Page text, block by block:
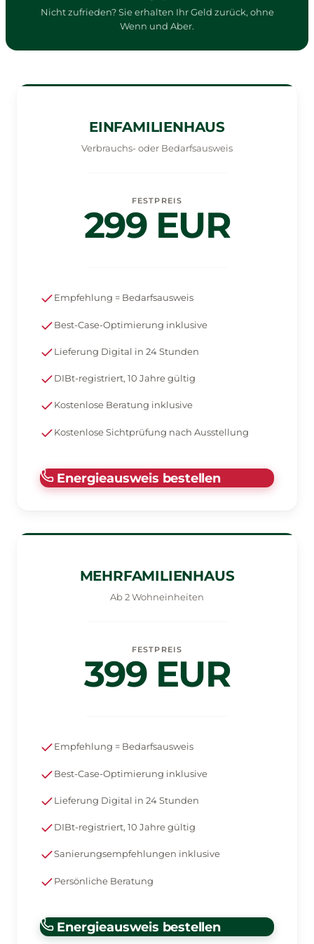
Nicht zufrieden? Sie erhalten Ihr Geld zurück, ohne
Wenn und Aber.
EINFAMILIENHAUS
Verbrauchs- oder Bedarfsausweis
FESTPREIS
299 EUR
Empfehlung = Bedarfsausweis
Best-Case-Optimierung inklusive
Lieferung Digital in 24 Stunden
DIBt-registriert, 10 Jahre gültig
Kostenlose Beratung inklusive
Kostenlose Sichtprüfung nach Ausstellung
Energieausweis bestellen
MEHRFAMILIENHAUS
Ab 2 Wohneinheiten
FESTPREIS
399 EUR
Empfehlung = Bedarfsausweis
Best-Case-Optimierung inklusive
Lieferung Digital in 24 Stunden
DIBt-registriert, 10 Jahre gültig
Sanierungsempfehlungen inklusive
Persönliche Beratung
Energieausweis bestellen